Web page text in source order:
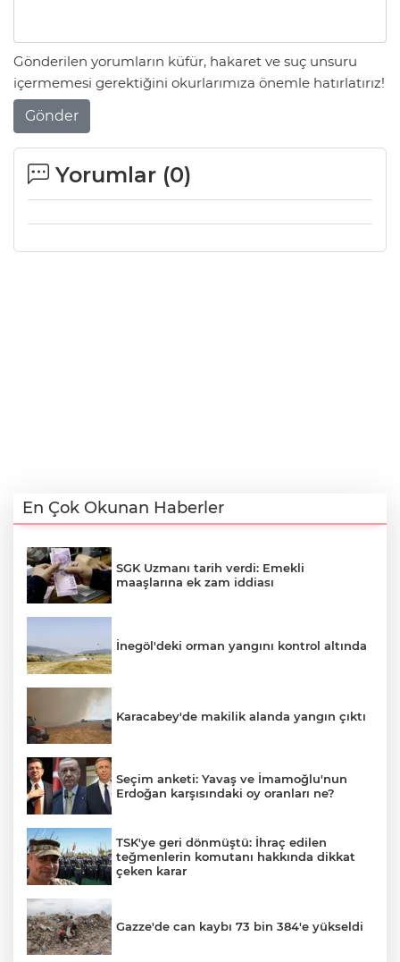
Gönderilen yorumların küfür, hakaret ve suç unsuru
içermemesi gerektiğini okurlarımıza önemle hatırlatırız!
Gönder
Yorumlar (0)
En Çok Okunan Haberler
SGK Uzmanı tarih verdi: Emekli
maaşlarına ek zam iddiası
İnegöl'deki orman yangını kontrol altında
Karacabey'de makilik alanda yangın çıktı
Seçim anketi: Yavaş ve İmamoğlu'nun
Erdoğan karşısındaki oy oranları ne?
TSK'ye geri dönmüştü: İhraç edilen
teğmenlerin komutanı hakkında dikkat
çeken karar
Gazze'de can kaybı 73 bin 384'e yükseldi